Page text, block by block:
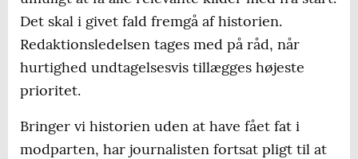
Det skal i givet fald fremgå af historien.
Redaktionsledelsen tages med på råd, når
hurtighed undtagelsesvis tillægges højeste
prioritet.
Bringer vi historien uden at have fået fat i
modparten, har journalisten fortsat pligt til at